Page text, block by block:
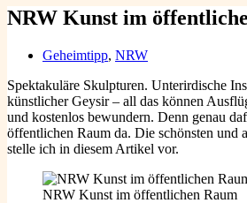
NRW Kunst im
Geheimtipp, NRW
Spektakuläre Skulpturen. Unterirdische
künstlicher Geysir – all das können
und kostenlos bewundern. Denn genau
öffentlichen Raum da. Die schönsten und
stelle ich in diesem Artikel vor.
NRW Kunst im öffentlichen Raum